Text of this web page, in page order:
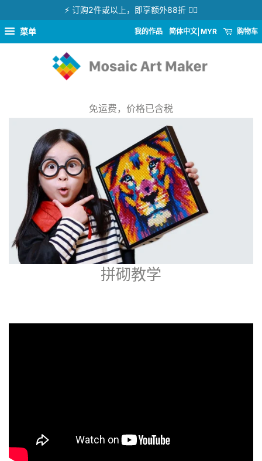
⚡ 订购2件或以上，即享额外88折 👉🏻
菜单 我的作品 简体中文 MYR 购物车
免运费，价格已含税
拼砌教学